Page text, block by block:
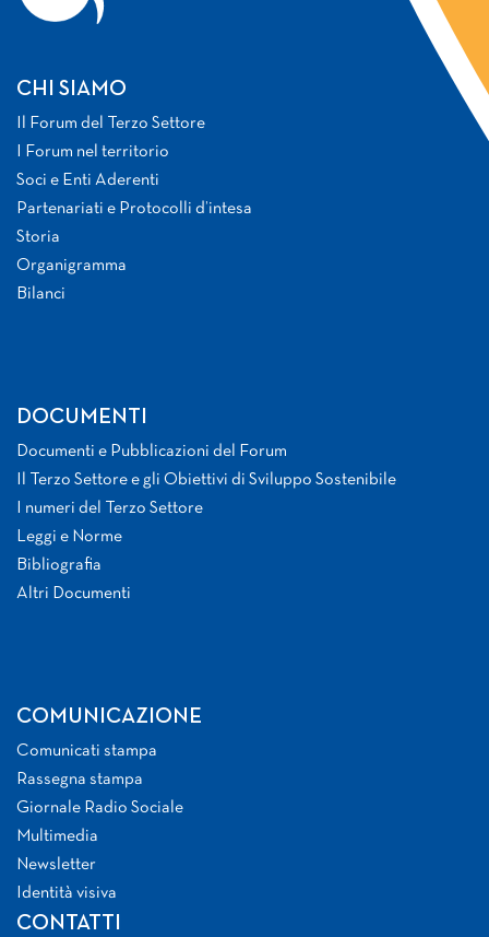
CHI SIAMO
Il Forum del Terzo Settore
I Forum nel territorio
Soci e Enti Aderenti
Partenariati e Protocolli d’intesa
Storia
Organigramma
Bilanci
DOCUMENTI
Documenti e Pubblicazioni del Forum
Il Terzo Settore e gli Obiettivi di Sviluppo Sostenibile
I numeri del Terzo Settore
Leggi e Norme
Bibliografia
Altri Documenti
COMUNICAZIONE
Comunicati stampa
Rassegna stampa
Giornale Radio Sociale
Multimedia
Newsletter
Identità visiva
CONTATTI